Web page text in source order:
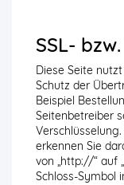
SSL-
Diese Seite
Schutz der
Beispiel
Seitenbetreiber
erkennen Sie
von „http://“ auf
Schloss-Symbol